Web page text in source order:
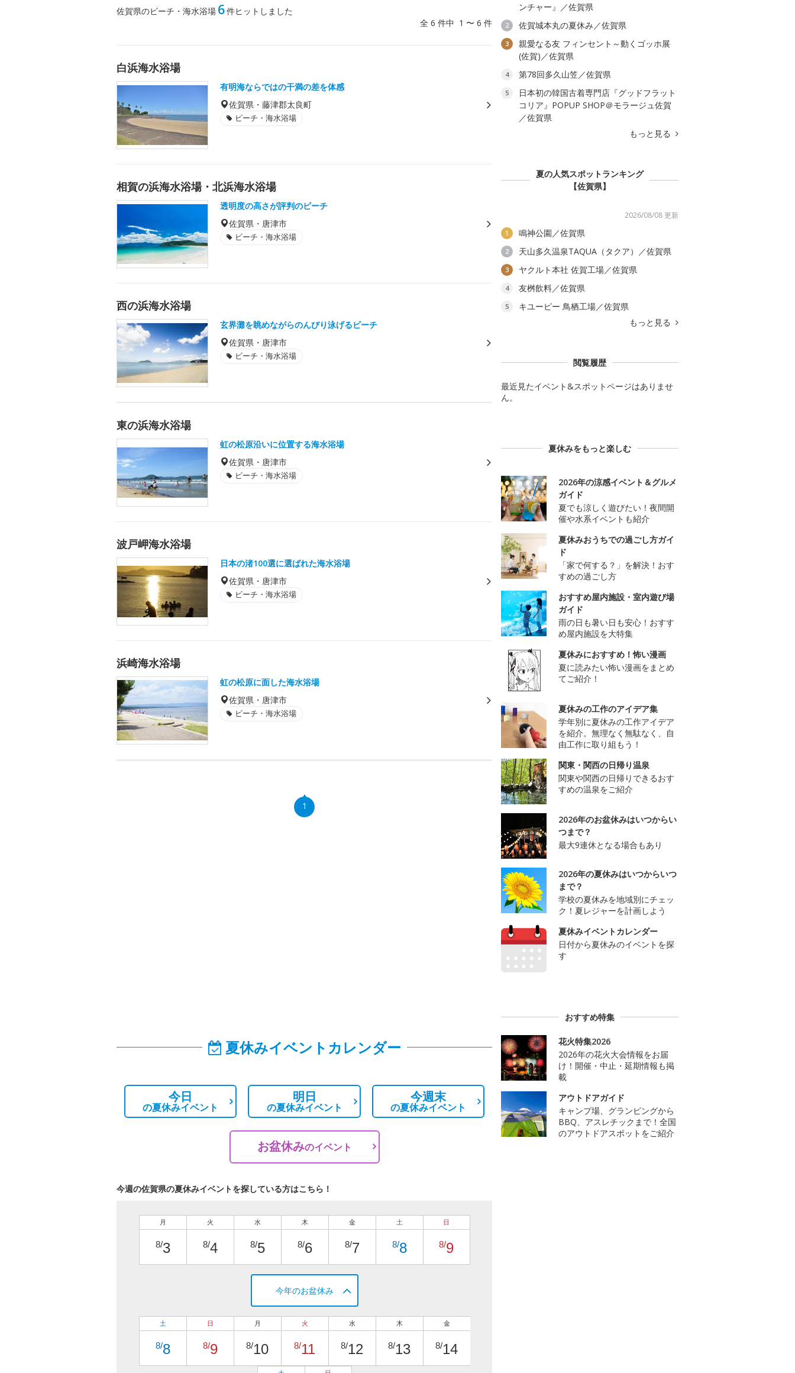
佐賀県のビーチ・海水浴場 6件ヒットしました
全 6 件中 1 〜 6 件
白浜海水浴場
有明海ならではの干満の差を体感
佐賀県・藤津郡太良町
ビーチ・海水浴場
相賀の浜海水浴場・北浜海水浴場
透明度の高さが評判のビーチ
佐賀県・唐津市
ビーチ・海水浴場
西の浜海水浴場
玄界灘を眺めながらのんびり泳げるビーチ
佐賀県・唐津市
ビーチ・海水浴場
東の浜海水浴場
虹の松原沿いに位置する海水浴場
佐賀県・唐津市
ビーチ・海水浴場
波戸岬海水浴場
日本の渚100選に選ばれた海水浴場
佐賀県・唐津市
ビーチ・海水浴場
浜崎海水浴場
虹の松原に面した海水浴場
佐賀県・唐津市
ビーチ・海水浴場
1
夏休みイベントカレンダー
今日
の夏休みイベント
明日
の夏休みイベント
今週末
の夏休みイベント
お盆休みのイベント
今週の佐賀県の夏休みイベントを探している方はこちら！
月
8/3
火
8/4
水
8/5
木
8/6
金
8/7
土
8/8
日
8/9
今年のお盆休み
土
8/8
日
8/9
月
8/10
火
8/11
水
8/12
木
8/13
金
8/14
ンチャー』／佐賀県
2 佐賀城本丸の夏休み／佐賀県
3
親愛なる友 フィンセント～動くゴッホ展
(佐賀)／佐賀県
4 第78回多久山笠／佐賀県
5
日本初の韓国古着専門店『グッドフラット
コリア』POPUP SHOP＠モラージュ佐賀
／佐賀県
もっと見る
夏の人気スポットランキング
【佐賀県】
2026/08/08 更新
1 鳴神公園／佐賀県
2 天山多久温泉TAQUA（タクア）／佐賀県
3 ヤクルト本社 佐賀工場／佐賀県
4 友桝飲料／佐賀県
5
キユーピー 鳥栖工場／佐賀県
もっと見る
閲覧履歴
最近見たイベント&スポットページはありませ
ん。
夏休みをもっと楽しむ
2026年の涼感イベント＆グルメ
ガイド
夏でも涼しく遊びたい！夜間開
催や水系イベントも紹介
夏休みおうちでの過ごし方ガイ
ド
「家で何する？」を解決！おす
すめの過ごし方
おすすめ屋内施設・室内遊び場
ガイド
雨の日も暑い日も安心！おすす
め屋内施設を大特集
夏休みにおすすめ！怖い漫画
夏に読みたい怖い漫画をまとめ
てご紹介！
夏休みの工作のアイデア集
学年別に夏休みの工作アイデア
を紹介。無理なく無駄なく、自
由工作に取り組もう！
関東・関西の日帰り温泉
関東や関西の日帰りできるおす
すめの温泉をご紹介
2026年のお盆休みはいつからい
つまで？
最大9連休となる場合もあり
2026年の夏休みはいつからいつ
まで？
学校の夏休みを地域別にチェッ
ク！夏レジャーを計画しよう
夏休みイベントカレンダー
日付から夏休みのイベントを探
す
おすすめ特集
花火特集2026
2026年の花火大会情報をお届
け！開催・中止・延期情報も掲
載
アウトドアガイド
キャンプ場、グランピングから
BBQ、アスレチックまで！全国
のアウトドアスポットをご紹介